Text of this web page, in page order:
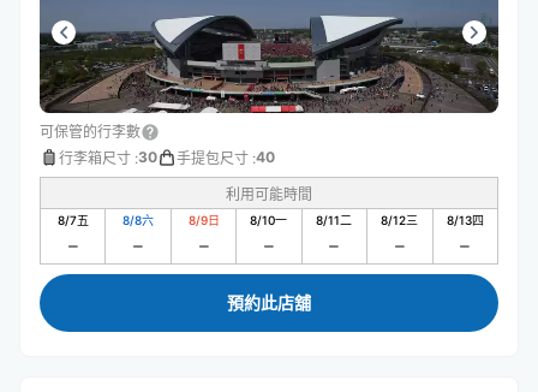
可保管的行李數
行李箱尺寸 :30 手提包尺寸 :40
利用可能時間
8/7五 8/8六 8/9日 8/10一 8/11二 8/12三 8/13四
預約此店舖